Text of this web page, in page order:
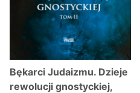
Bękarci Judaizmu. Dzieje
rewolucji gnostyckiej,